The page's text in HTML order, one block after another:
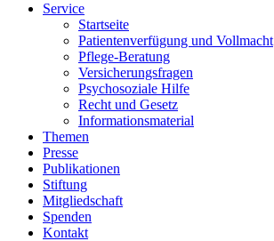
Service
Startseite
Patientenverfügung und Vollmacht
Pflege-Beratung
Versicherungsfragen
Psychosoziale Hilfe
Recht und Gesetz
Informationsmaterial
Themen
Presse
Publikationen
Stiftung
Mitgliedschaft
Spenden
Kontakt